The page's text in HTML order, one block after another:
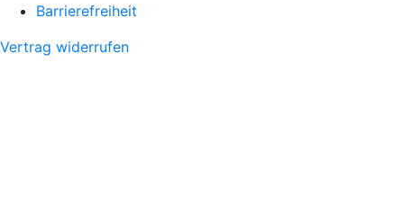
Barrierefreiheit
Vertrag widerrufen